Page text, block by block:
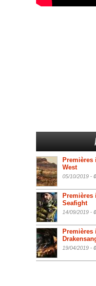
Premières
West
05/10/2019 -
Seafight
14/09/2019 -
19/04/2019 -